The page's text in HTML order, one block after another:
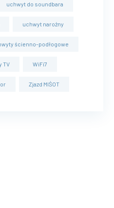
uchwyt do soundbara
uchwyt narożny
ścienno-podłogowe
TV WiFi7
Zjazd MIŚOT